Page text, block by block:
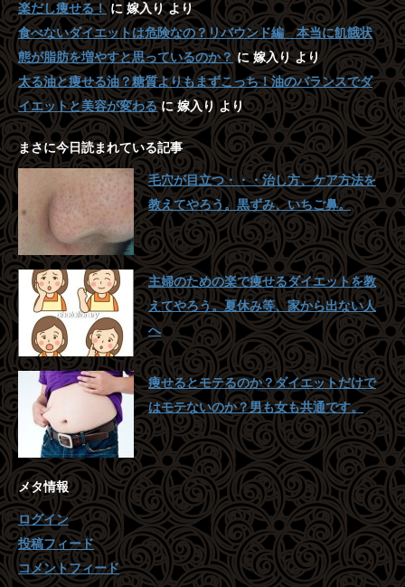
楽だし痩せる！に 嫁入りより
食べないダイエットは危険なの？リバウンド編 本当に飢餓状
態が脂肪を増やすと思っているのか？に嫁入りより
太る油と痩せる油？糖質よりもまずこっち！油のバランスでダ
イエットと美容が変わるに嫁入りより
まさに今日読まれている記事
毛穴が目立つ・・・治し方、ケア方法を
教えてやろう。黒ずみ、いちご鼻。
主婦のための楽で痩せるダイエットを教
えてやろう。夏休み等、家から出ない人
へ
痩せるとモテるのか？ダイエットだけで
はモテないのか？男も女も共通です。
メタ情報
ログイン
投稿フィード
コメントフィード